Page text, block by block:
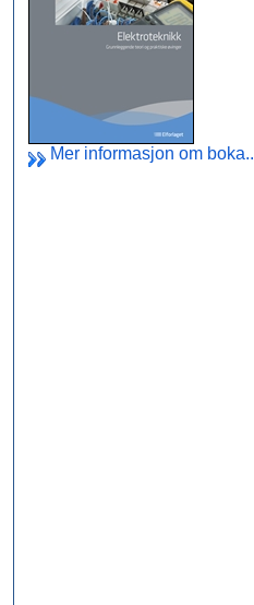
Mer informasjon om boka..